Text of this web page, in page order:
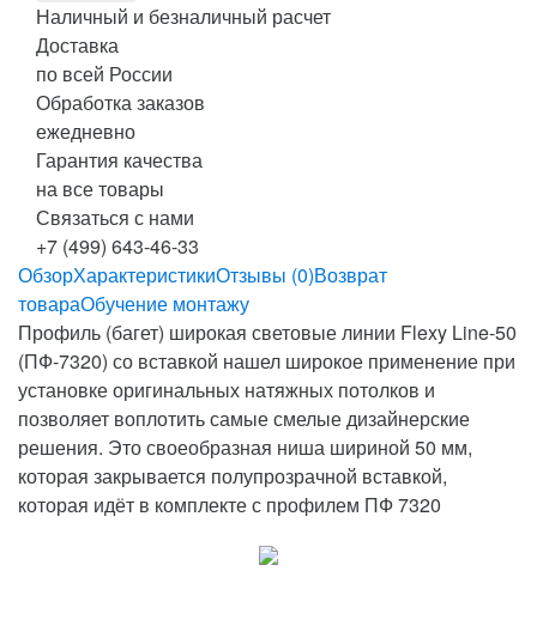
Наличный и безналичный расчет
Доставка
по всей России
Обработка заказов
ежедневно
Гарантия качества
на все товары
Связаться с нами
+7 (499) 643-46-33
ОбзорХарактеристикиОтзывы (0)Возврат
товараОбучение монтажу
Профиль (багет) широкая световые линии Flexy Line-50
(ПФ-7320) со вставкой нашел широкое применение при
установке оригинальных натяжных потолков и
позволяет воплотить самые смелые дизайнерские
решения. Это своеобразная ниша шириной 50 мм,
которая закрывается полупрозрачной вставкой,
которая идёт в комплекте с профилем ПФ 7320